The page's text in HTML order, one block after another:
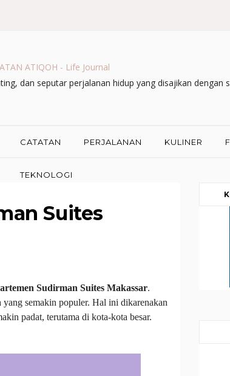
ATIQOH - Life Journal
dan seputar perjalanan hidup yang disajikan dengan
CATATAN PERJALANAN KULINER
TEKNOLOGI
Suites
Sudirman Suites Makassar.
semakin populer. Hal ini dikarenakan
padat, terutama di kota-kota besar.